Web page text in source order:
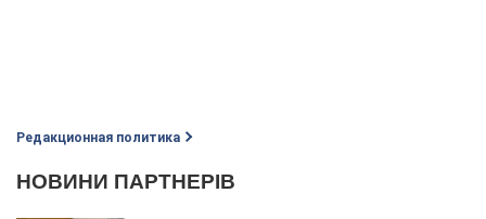
Редакционная политика